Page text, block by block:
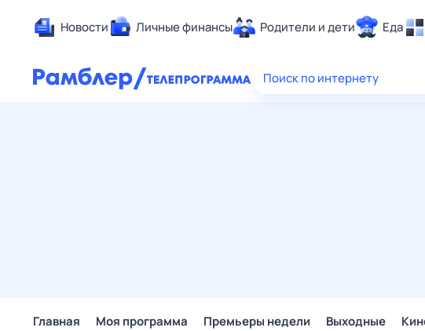
Новости Личные финансы Родители и дети Еда
Здоровье
Поиск по интернету
Главная Моя программа Премьеры недели Выходные